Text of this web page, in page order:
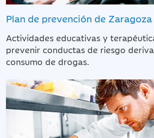
Plan de prevención de Zaragoza
Actividades educativas y
prevenir conductas de riesgo
consumo de drogas.